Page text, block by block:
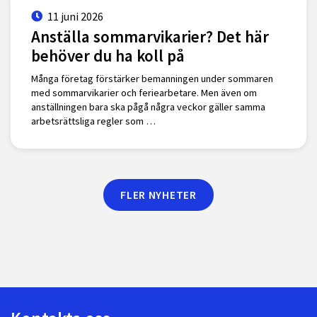
11 juni 2026
Anställa sommarvikarier? Det här
behöver du ha koll på
Många företag förstärker bemanningen under sommaren
med sommarvikarier och feriearbetare. Men även om
anställningen bara ska pågå några veckor gäller samma
arbetsrättsliga regler som …
FLER NYHETER